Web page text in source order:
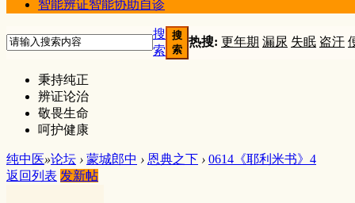
智能辨证智能协助自诊
搜
索
搜
索
热搜: 更年期 漏尿 失眠 盗汗
秉持纯正
辨证论治
敬畏生命
呵护健康
纯中医»论坛 › 蒙城郎中 › 恩典之下 › 0614《耶利米书》4
返回列表 发新帖